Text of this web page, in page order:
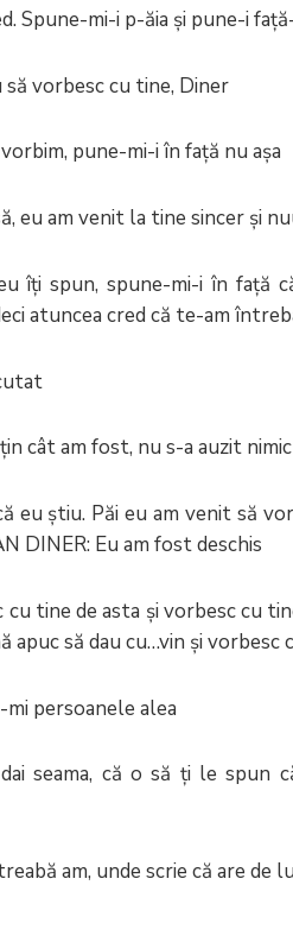
Spune-mi-i p-ăia și pune-i
să vorbesc cu tine, Diner
pune-mi-i în față nu așa
eu am venit la tine sincer și
îți spun, spune-mi-i în față
atuncea cred că te-am
cât am fost, nu s-a auzit nimic
eu știu. Păi eu am venit să
DINER: Eu am fost deschis
cu tine de asta și vorbesc cu
apuc să dau cu…vin și vorbesc
persoanele alea
seama, că o să ți le spun
am, unde scrie că are de